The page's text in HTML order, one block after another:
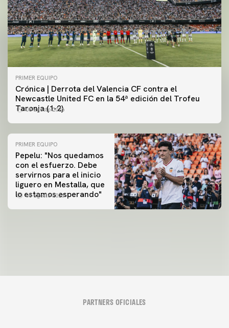
PRIMER EQUIPO
Crónica | Derrota del Valencia CF contra el
Newcastle United FC en la 54ª edición del Trofeu
Taronja (1-2)
08 agosto 2026
PRIMER EQUIPO
Pepelu: "Nos quedamos
con el esfuerzo. Debe
servirnos para el inicio
liguero en Mestalla, que
lo estamos esperando"
08 agosto 2026
PRIMER EQUIPO
Las fotos del Valencia CF-Newcastle United FC
PRIMER EQUIPO
MESTALLA 📍
PARTNERS OFICIALES